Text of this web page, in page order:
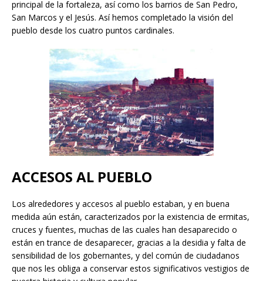
principal de la fortaleza, así como los barrios de San Pedro,
San Marcos y el Jesús. Así hemos completado la visión del
pueblo desde los cuatro puntos cardinales.
ACCESOS AL PUEBLO
Los alrededores y accesos al pueblo estaban, y en buena
medida aún están, caracterizados por la existencia de ermitas,
cruces y fuentes, muchas de las cuales han desaparecido o
están en trance de desaparecer, gracias a la desidia y falta de
sensibilidad de los gobernantes, y del común de ciudadanos
que nos les obliga a conservar estos significativos vestigios de